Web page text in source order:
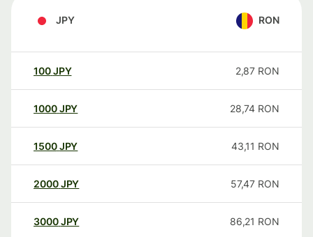
JPY RON
100JPY 2,87 RON
1000JPY 28,74 RON
1500JPY 43,11 RON
2000JPY 57,47 RON
3000JPY 86,21 RON